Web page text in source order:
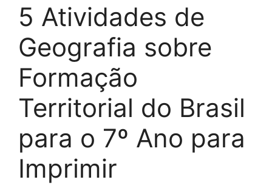
5 Atividades de
Geografia sobre
Formação
Territorial do Brasil
para o 7º Ano para
Imprimir